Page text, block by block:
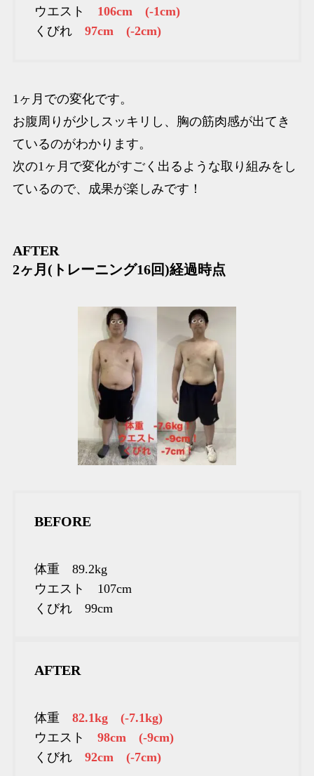
ウエスト 106cm (-1cm)
くびれ 97cm (-2cm)
1ヶ月での変化です。
お腹周りが少しスッキリし、胸の筋肉感が出てき
ているのがわかります。
次の1ヶ月で変化がすごく出るような取り組みをし
ているので、成果が楽しみです！
AFTER
2ヶ月(トレーニング16回)経過時点
BEFORE
体重 89.2kg
ウエスト 107cm
くびれ 99cm
AFTER
体重 82.1kg (-7.1kg)
ウエスト 98cm (-9cm)
くびれ 92cm (-7cm)